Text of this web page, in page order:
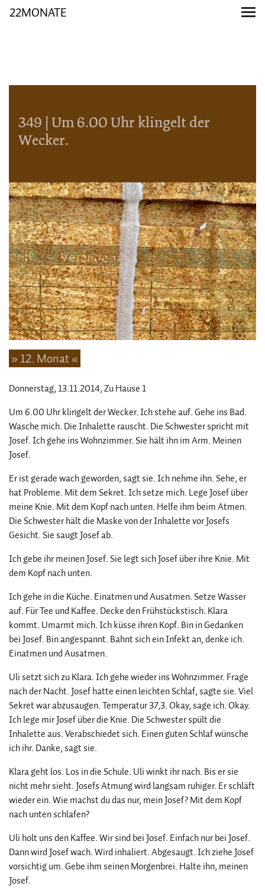
22MONATE
349 | Um 6.00 Uhr klingelt der
Wecker.
» 12. Monat «
Donnerstag, 13.11.2014, Zu Hause 1
Um 6.00 Uhr klingelt der Wecker. Ich stehe auf. Gehe ins Bad.
Wasche mich. Die Inhalette rauscht. Die Schwester spricht mit
Josef. Ich gehe ins Wohnzimmer. Sie hält ihn im Arm. Meinen
Josef.
Er ist gerade wach geworden, sagt sie. Ich nehme ihn. Sehe, er
hat Probleme. Mit dem Sekret. Ich setze mich. Lege Josef über
meine Knie. Mit dem Kopf nach unten. Helfe ihm beim Atmen.
Die Schwester hält die Maske von der Inhalette vor Josefs
Gesicht. Sie saugt Josef ab.
Ich gebe ihr meinen Josef. Sie legt sich Josef über ihre Knie. Mit
dem Kopf nach unten.
Ich gehe in die Küche. Einatmen und Ausatmen. Setze Wasser
auf. Für Tee und Kaffee. Decke den Frühstückstisch. Klara
kommt. Umarmt mich. Ich küsse ihren Kopf. Bin in Gedanken
bei Josef. Bin angespannt. Bahnt sich ein Infekt an, denke ich.
Einatmen und Ausatmen.
Uli setzt sich zu Klara. Ich gehe wieder ins Wohnzimmer. Frage
nach der Nacht. Josef hatte einen leichten Schlaf, sagte sie. Viel
Sekret war abzusaugen. Temperatur 37,3. Okay, sage ich. Okay.
Ich lege mir Josef über die Knie. Die Schwester spült die
Inhalette aus. Verabschiedet sich. Einen guten Schlaf wünsche
ich ihr. Danke, sagt sie.
Klara geht los. Los in die Schule. Uli winkt ihr nach. Bis er sie
nicht mehr sieht. Josefs Atmung wird langsam ruhiger. Er schläft
wieder ein. Wie machst du das nur, mein Josef? Mit dem Kopf
nach unten schlafen?
Uli holt uns den Kaffee. Wir sind bei Josef. Einfach nur bei Josef.
Dann wird Josef wach. Wird inhaliert. Abgesaugt. Ich ziehe Josef
vorsichtig um. Gebe ihm seinen Morgenbrei. Halte ihn, meinen
Josef.